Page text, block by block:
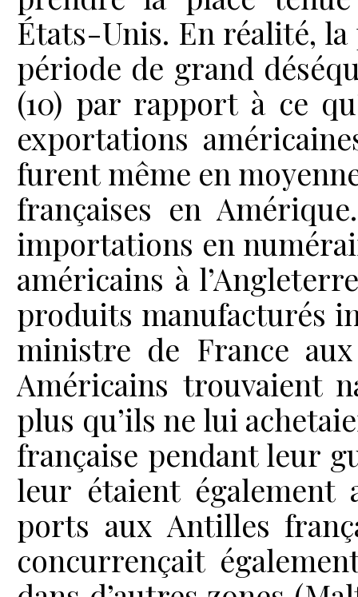
États-Unis. En réalité, la
période de grand
(10) par rapport à ce
exportations
furent même en
françaises en
importations en
américains à
produits manufacturés
ministre de France
Américains trouvaient
plus qu’ils ne lui
française pendant leur
leur étaient également
ports aux Antilles
concurrençait